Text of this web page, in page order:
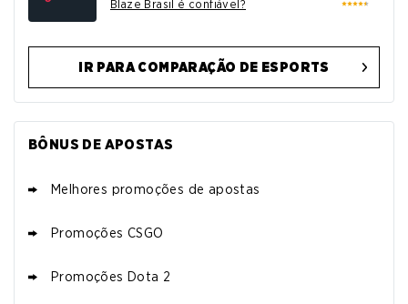
Blaze Brasil é confiável?
IR PARA COMPARAÇÃO DE ESPORTS
PROMOÇÃO STAKE
Clube VIP & Bet Builder
PROMOÇÃO BETANO
SIGAP 0001/2024, autorizado pela Portaria
BÔNUS DE APOSTAS
Melhores promoções de apostas
Promoções CSGO
Promoções Dota 2